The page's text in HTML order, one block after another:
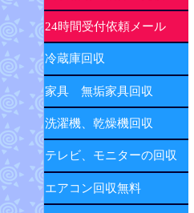
24時間受付依頼メール
冷蔵庫回収
家具 無垢家具回収
洗濯機、乾燥機回収
テレビ、モニターの回収
エアコン回収無料